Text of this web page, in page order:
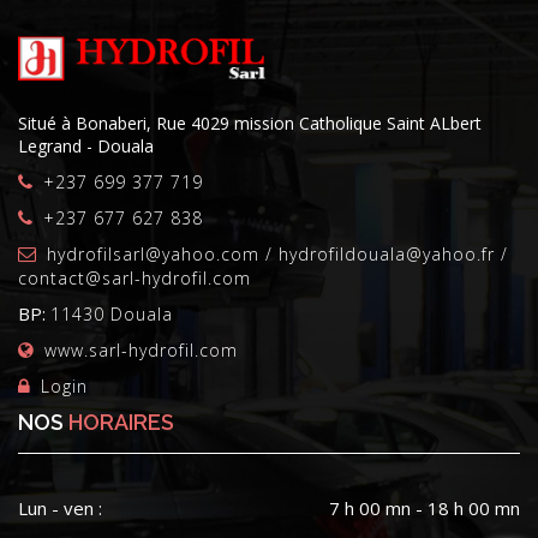
RINGSPANN
HOFFMANN
GAMET
SRO
KAYDON
MCGILL
ZKL
KINEX
FENNER
STEYR
ZEN
PFI
BOWER
BCA
Situé à Bonaberi, Rue 4029 mission Catholique Saint ALbert
Legrand - Douala
+237 699 377 719
+237 677 627 838
hydrofilsarl@yahoo.com / hydrofildouala@yahoo.fr /
contact@sarl-hydrofil.com
BP: 11430 Douala
www.sarl-hydrofil.com
Login
NOS HORAIRES
Lun - ven :
7 h 00 mn - 18 h 00 mn